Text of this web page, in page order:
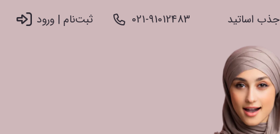
جذب اساتید 021-91012483 ثبت‌نام |‌ ورود